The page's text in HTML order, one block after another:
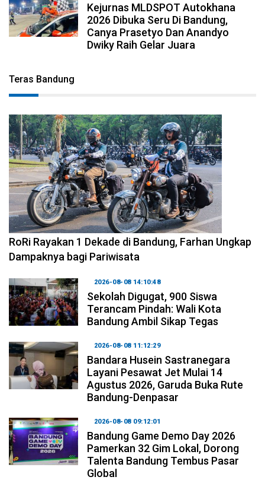
Kejurnas MLDSPOT Autokhana
2026 Dibuka Seru Di Bandung,
Canya Prasetyo Dan Anandyo
Dwiky Raih Gelar Juara
Teras Bandung
2026-08-09 09:55:44
RoRi Rayakan 1 Dekade di Bandung, Farhan Ungkap
Dampaknya bagi Pariwisata
2026-08-08 14:10:48
Sekolah Digugat, 900 Siswa
Terancam Pindah: Wali Kota
Bandung Ambil Sikap Tegas
2026-08-08 11:12:29
Bandara Husein Sastranegara
Layani Pesawat Jet Mulai 14
Agustus 2026, Garuda Buka Rute
Bandung-Denpasar
2026-08-08 09:12:01
Bandung Game Demo Day 2026
Pamerkan 32 Gim Lokal, Dorong
Talenta Bandung Tembus Pasar
Global